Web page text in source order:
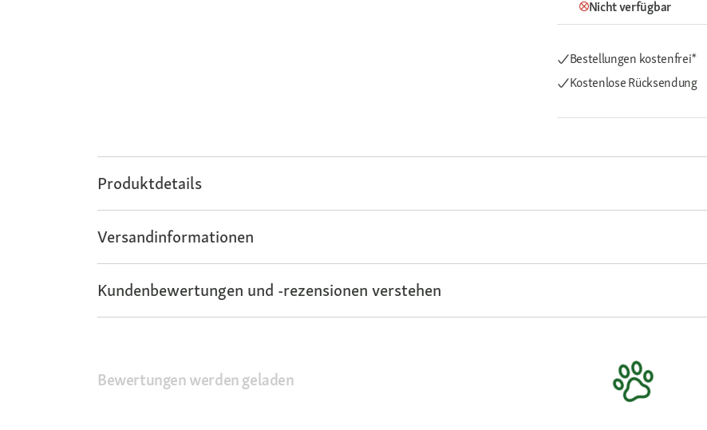
Nicht verfügbar
Bestellungen kostenfrei*
Kostenlose Rücksendung
Produktdetails
Versandinformationen
Kundenbewertungen und -rezensionen verstehen
Bewertungen werden geladen